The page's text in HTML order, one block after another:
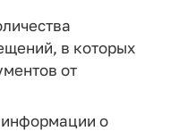
в которых
от
о